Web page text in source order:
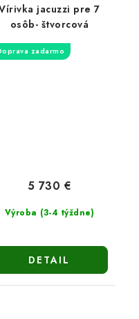
jacuzzi pre 7
osôb- štvorcová
zadarmo
Výroba (3-4 týždne)
5 730 €
DETAIL